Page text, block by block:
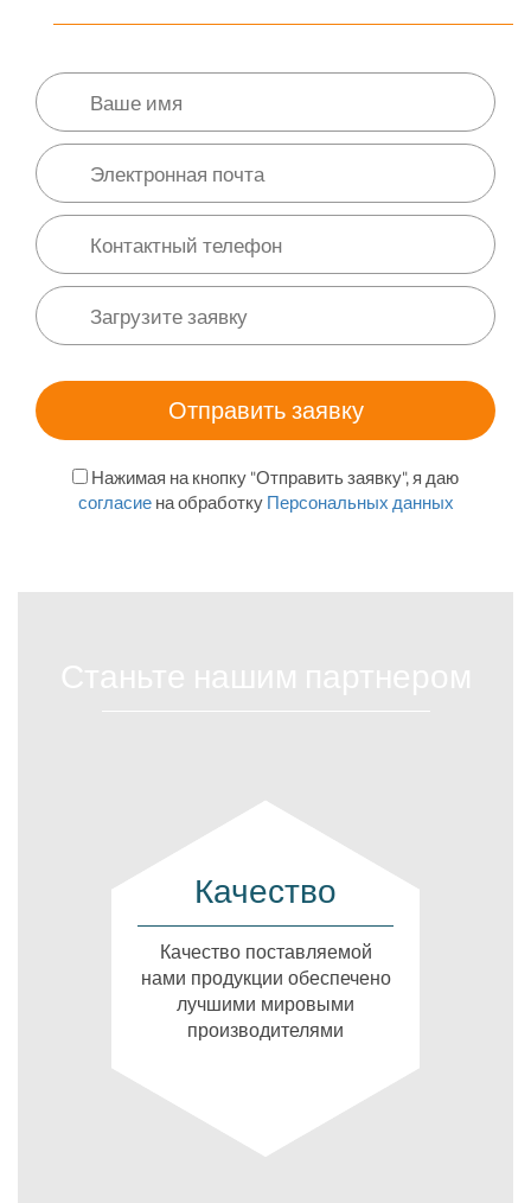
Нажимая на кнопку "Отправить заявку", я даю
согласиена обработку Персональных данных
Качество
Качество поставляемой
нами продукции обеспечено
лучшими мировыми
производителями